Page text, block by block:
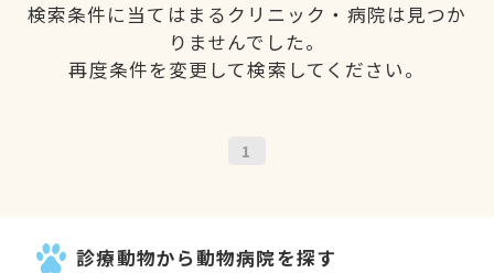
検索条件に当てはまるクリニック・病院は見つか
りませんでした。
再度条件を変更して検索してください。
1
診療動物から動物病院を探す